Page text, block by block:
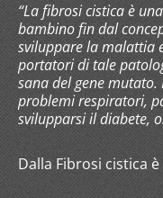
“La fibrosi cistica è
bambino fin dal
sviluppare la malattia
portatori di tale
sana del gene
problemi respiratori,
svilupparsi il diabete,
Dalla Fibrosi cistica